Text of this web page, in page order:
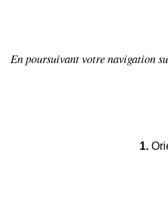
En poursuivant votre navigation
1.